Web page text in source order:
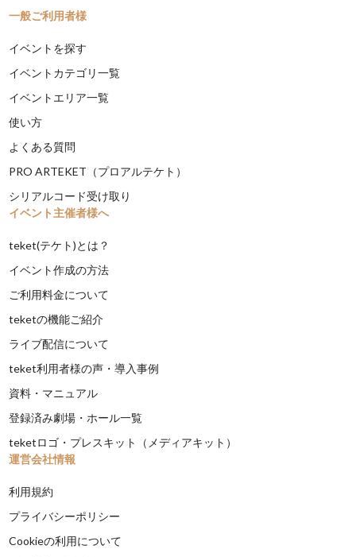
一般ご利用者様
イベントを探す
イベントカテゴリ一覧
イベントエリア一覧
使い方
よくある質問
PRO ARTEKET（プロアルテケト）
シリアルコード受け取り
イベント主催者様へ
teket(テケト)とは？
イベント作成の方法
ご利用料金について
teketの機能ご紹介
ライブ配信について
teket利用者様の声・導入事例
資料・マニュアル
登録済み劇場・ホール一覧
teketロゴ・プレスキット（メディアキット）
運営会社情報
利用規約
プライバシーポリシー
Cookieの利用について